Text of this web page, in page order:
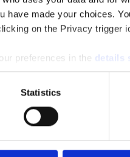
have made your choices.
on the Privacy trigger
preferences in the details
features and to analyse
and analytics partners
from your use of their
Statistics